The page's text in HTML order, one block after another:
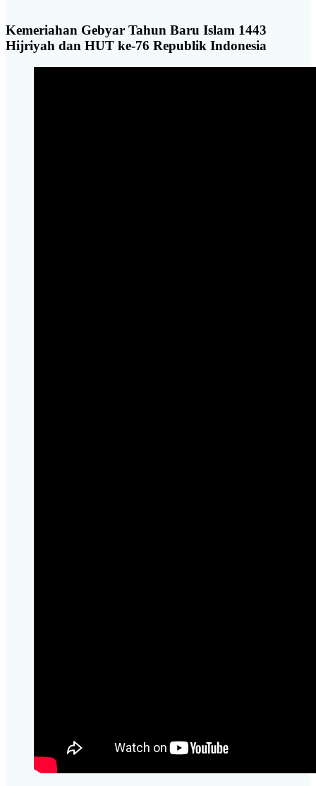
Kemeriahan Gebyar Tahun Baru Islam 1443
Hijriyah dan HUT ke-76 Republik Indonesia